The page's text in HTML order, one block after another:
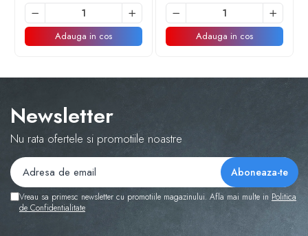
Moș Craciun este prezentat ținând un buchet de flori și
Materiale de Calitate:
Realizat dintr-o combinație de plastic și textile, inclusiv
vinil, catifea și plus, ceea ce îl face durabil și potrivit atât
pentru utilizarea în interior, cât și în exterior.
Adauga in cos Adauga in cos
Newsletter
Nu rata ofertele si promotiile noastre
Vreau sa primesc newsletter cu promotiile magazinului. Afla mai multe in Politica
de Confidentialitate